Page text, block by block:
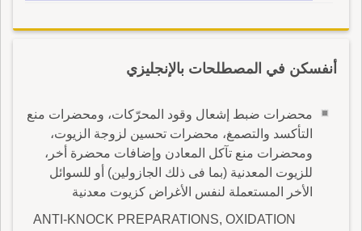
أنفسكن في المصطلحات بالإنجليزي
محضرات ضبط إشعال وقود المحرّكات، ومحضرات منع
التأكسد والتصمغ، محضرات تحسين لزوجة الزيوت،
ومحضرات منع تآكل المعادن وإضافات محضرة أخر،
للزيوت المعدنية (بما فى ذلك الجازولين) أو للسوائل
الأخر المستعملة لنفس الأغراض كزيوت معدنية
ANTI-KNOCK PREPARATIONS, OXIDATION